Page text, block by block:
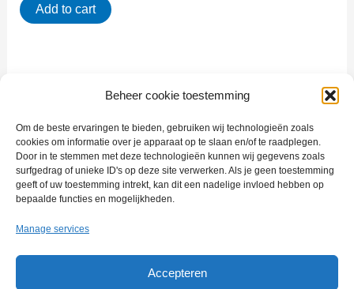
Beheer cookie toestemming
Om de beste ervaringen te bieden, gebruiken wij technologieën zoals
cookies om informatie over je apparaat op te slaan en/of te raadplegen.
Door in te stemmen met deze technologieën kunnen wij gegevens zoals
surfgedrag of unieke ID's op deze site verwerken. Als je geen toestemming
geeft of uw toestemming intrekt, kan dit een nadelige invloed hebben op
bepaalde functies en mogelijkheden.
Manage services
Accepteren
Add to cart
The program for multitalented people with the will to excel.
Privacyverklaring